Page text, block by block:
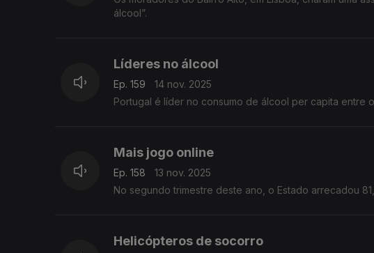
álcool”.
Líderes no álcool
Ep. 159
14 nov. 2025
Portugal é líder no consumo de álcool per capita entre
Mais jogo online
Ep. 158
13 nov. 2025
No segundo trimestre deste ano, o Estado arrecadou
Helicópteros de socorro